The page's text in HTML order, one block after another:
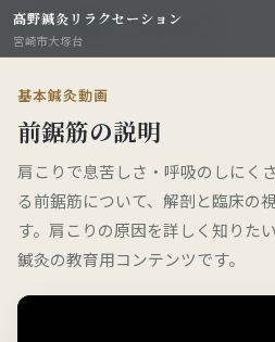
高野鍼灸リラクセーション
宮崎市大塚台
TOP › 動画空間 › 前鋸筋の説明
基本鍼灸動画
前鋸筋の説明
肩こりで息苦しさ・呼吸のしにく
る前鋸筋について、解剖と臨床の
す。肩こりの原因を詳しく知りた
鍼灸の教育用コンテンツです。